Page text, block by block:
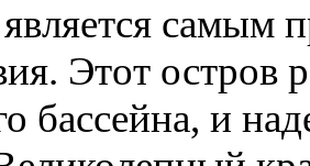
самым
Этот остров
бассейна, и